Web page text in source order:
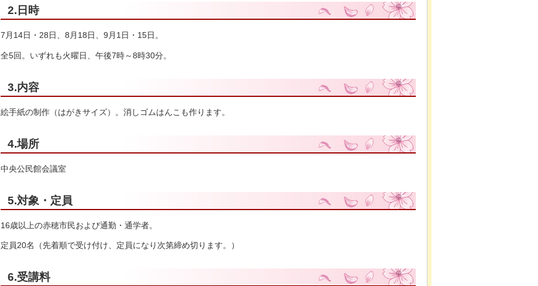
2.日時
7月14日・28日、8月18日、9月1日・15日。
全5回。いずれも火曜日、午後7時～8時30分。
3.内容
絵手紙の制作（はがきサイズ）。消しゴムはんこも作ります。
4.場所
中央公民館会議室
5.対象・定員
16歳以上の赤穂市民および通勤・通学者。
定員20名（先着順で受け付け、定員になり次第締め切ります。）
6.受講料